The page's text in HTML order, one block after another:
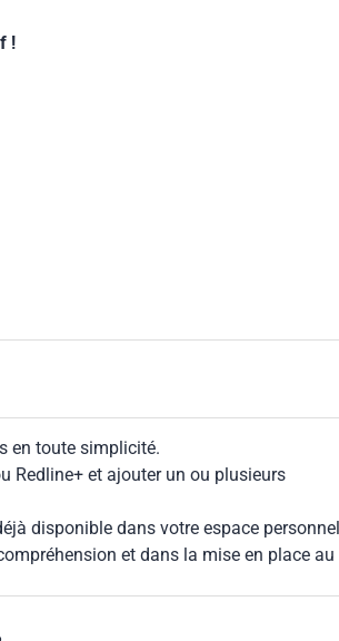
!
en toute simplicité.
Redline+ et ajouter un ou plusieurs
disponible dans votre espace
et dans la mise en place au